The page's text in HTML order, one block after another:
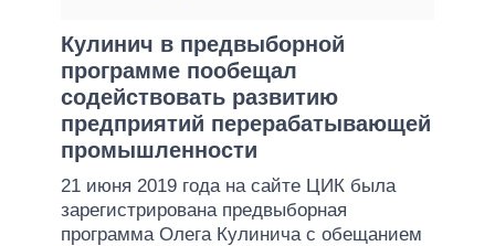
Кулинич в предвыборной
программе пообещал
содействовать развитию
предприятий перерабатывающей
промышленности
21 июня 2019 года на сайте ЦИК была
зарегистрирована предвыборная
программа Олега Кулинича с обещанием